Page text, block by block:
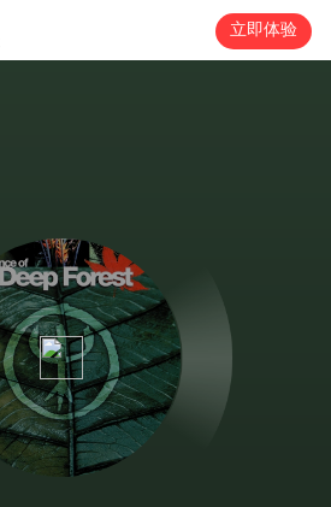
立即体验